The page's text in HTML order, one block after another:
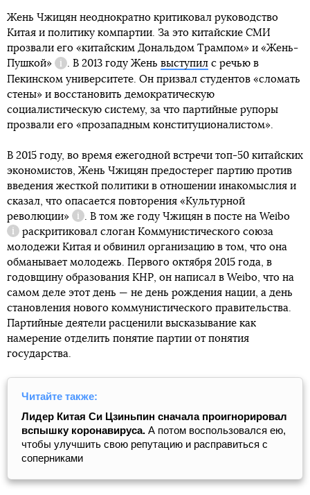
Жень Чжицян неоднократно критиковал руководство
Китая и политику компартии. За это китайские СМИ
прозвали его «китайским Дональдом Трампом» и «Жень-
Пушкой»
Справка
. В 2013 году Жень выступил с речью в
Пекинском университете. Он призвал студентов «сломать
стены» и восстановить демократическую
социалистическую систему, за что партийные рупоры
прозвали его «прозападным конституционалистом».
В 2015 году, во время ежегодной встречи топ-50 китайских
экономистов, Жень Чжицян предостерег партию против
введения жесткой политики в отношении инакомыслия и
сказал, что опасается повторения «Культурной
революции»
Справка
. В том же году Чжицян в посте на Weibo
Справка
раскритиковал слоган Коммунистического союза
молодежи Китая и обвинил организацию в том, что она
обманывает молодежь. Первого октября 2015 года, в
годовщину образования КНР, он написал в Weibo, что на
самом деле этот день — не день рождения нации, а день
становления нового коммунистического правительства.
Партийные деятели расценили высказывание как
намерение отделить понятие партии от понятия
государства.
Читайте также:
Лидер Китая Си Цзиньпин сначала проигнорировал
вспышку коронавируса. А потом воспользовался ею,
чтобы улучшить свою репутацию и расправиться с
соперниками